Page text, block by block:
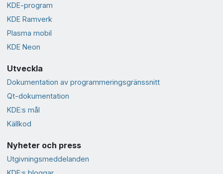
KDE-program
KDE Ramverk
Plasma mobil
KDE Neon
Utveckla
Dokumentation av programmeringsgränssnitt
Qt-dokumentation
KDE:s mål
Källkod
Nyheter och press
Utgivningsmeddelanden